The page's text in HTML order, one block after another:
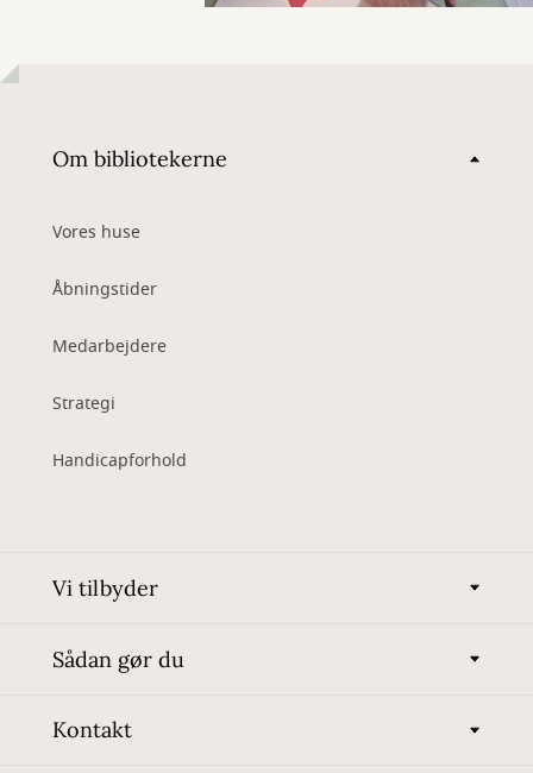
Om bibliotekerne
Vores huse
Åbningstider
Medarbejdere
Strategi
Handicapforhold
Vi tilbyder
Sådan gør du
Kontakt